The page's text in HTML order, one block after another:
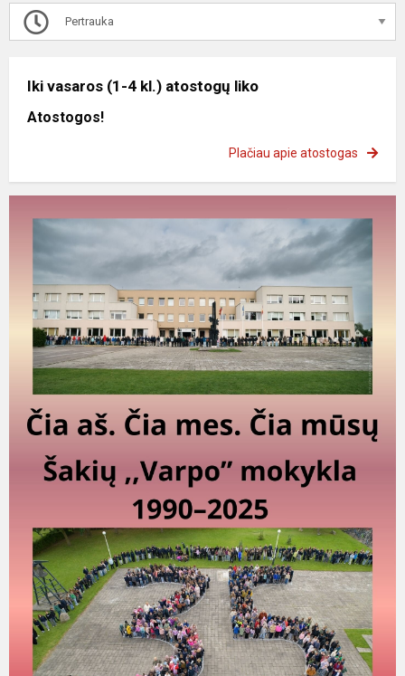
Pertrauka
Iki vasaros (1-4 kl.) atostogų liko
Atostogos!
Plačiau apie atostogas